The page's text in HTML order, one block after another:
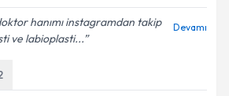
ve kişisel verilerimin belirtilen
hanımı instagramdan takip
ve labioplasti...
Devamı